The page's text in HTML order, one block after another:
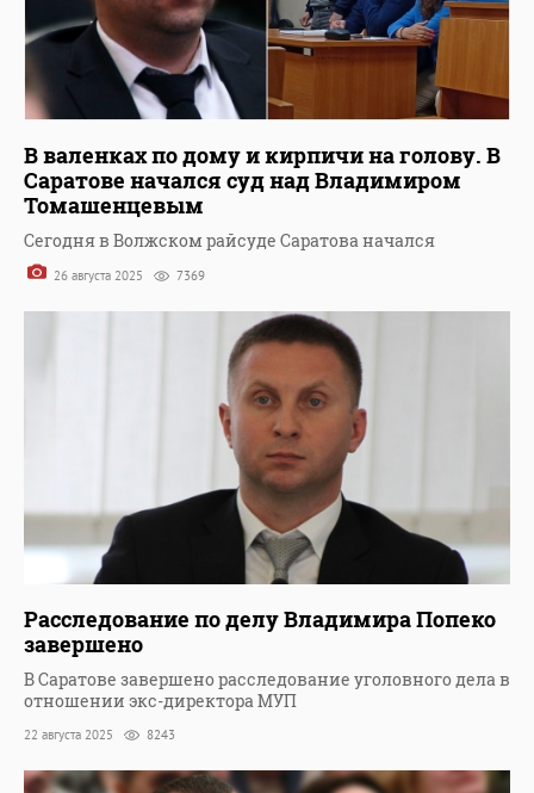
В валенках по дому и кирпичи на голову. В
Саратове начался суд над Владимиром
Томашенцевым
Сегодня в Волжском райсуде Саратова начался
26 августа 2025 7369
Расследование по делу Владимира Попеко
завершено
В Саратове завершено расследование уголовного дела в
отношении экс-директора МУП
22 августа 2025 8243